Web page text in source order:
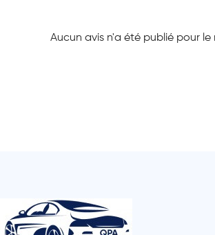
Aucun avis n'a été publié pour le